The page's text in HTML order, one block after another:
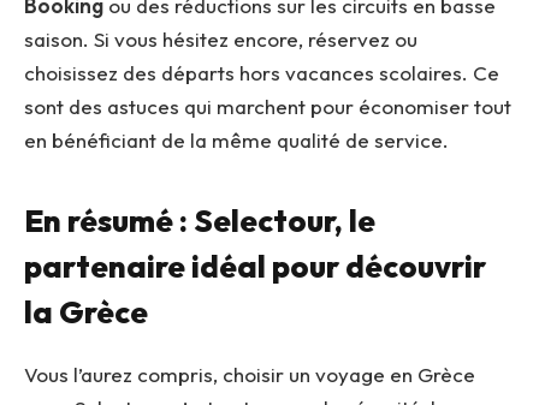
Booking ou des réductions sur les circuits en basse
saison. Si vous hésitez encore, réservez ou
choisissez des départs hors vacances scolaires. Ce
sont des astuces qui marchent pour économiser tout
en bénéficiant de la même qualité de service.
En résumé : Selectour, le
partenaire idéal pour découvrir
la Grèce
Vous l’aurez compris, choisir un voyage en Grèce